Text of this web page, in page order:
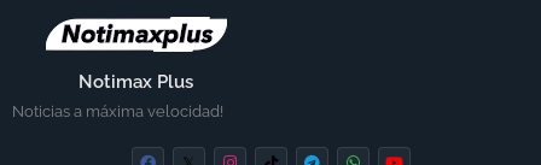
Notimax Plus
Noticias a máxima velocidad!